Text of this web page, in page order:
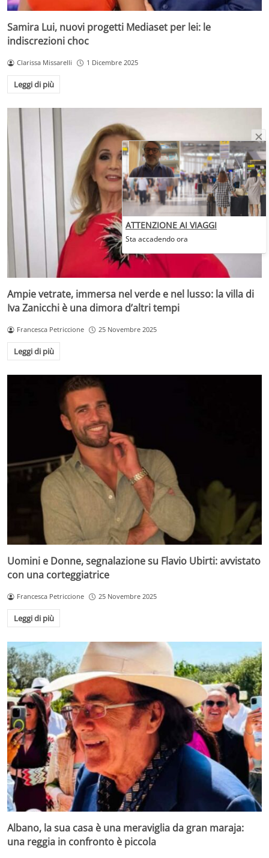
Samira Lui, nuovi progetti Mediaset per lei: le
indiscrezioni choc
Clarissa Missarelli 1 Dicembre 2025
Leggi di più
Ampie vetrate, immersa nel verde e nel lusso: la villa di
Iva Zanicchi è una dimora d’altri tempi
Francesca Petriccione 25 Novembre 2025
Leggi di più
Uomini e Donne, segnalazione su Flavio Ubirti: avvistato
con una corteggiatrice
Francesca Petriccione 25 Novembre 2025
Leggi di più
Albano, la sua casa è una meraviglia da gran maraja:
una reggia in confronto è piccola
ATTENZIONE AI VIAGGI
Sta accadendo ora